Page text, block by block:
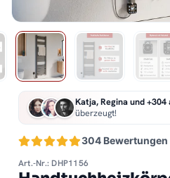
304 Bewertungen
Katja, Regina und +304
überzeugt!
Art.-Nr.: DHP1156